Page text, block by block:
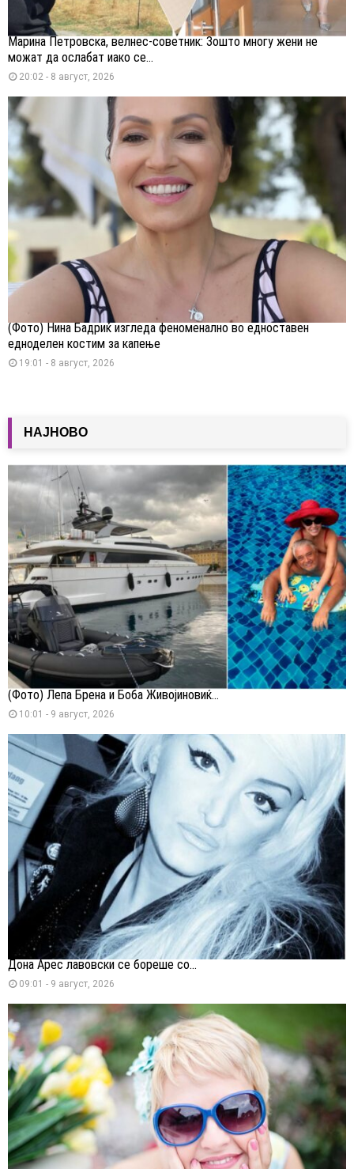
Марина Петровска, велнес-советник: Зошто многу жени не
можат да ослабат иако се...
20:02 - 8 август, 2026
(Фото) Нина Бадриќ изгледа феноменално во едноставен
едноделен костим за капење
19:01 - 8 август, 2026
НАЈНОВО
(Фото) Лепа Брена и Боба Живојиновиќ...
10:01 - 9 август, 2026
Дона Арес лавовски се бореше со...
09:01 - 9 август, 2026